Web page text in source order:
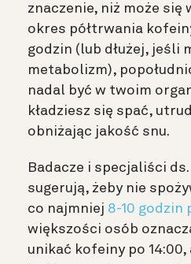
znaczenie, niż może się
okres półtrwania
godzin (lub dłużej, jeśli
metabolizm),
nadal być w twoim
kładziesz się spać,
obniżając jakość snu.
Badacze i specjaliści
sugerują, żeby nie
co najmniej 8-10 godzin
większości osób
unikać kofeiny po